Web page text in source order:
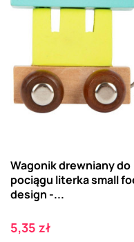
Wagonik drewniany do
pociągu literka small
design -...
Cena
5,35 zł